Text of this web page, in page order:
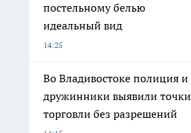
постельному белью
идеальный вид
14:25
Во Владивостоке полиция и
дружинники выявили точки
торговли без разрешений